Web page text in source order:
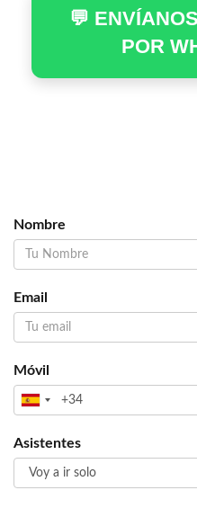
💬
POR
Nombre
Email
Móvil
Asistentes